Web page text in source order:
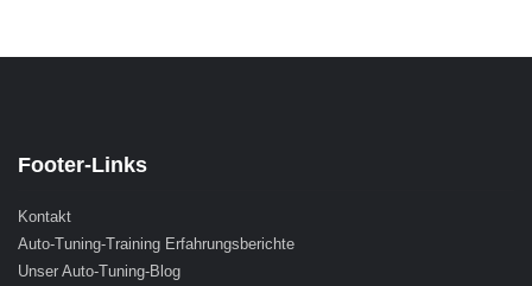
Footer-Links
Kontakt
Auto-Tuning-Training Erfahrungsberichte
Unser Auto-Tuning-Blog